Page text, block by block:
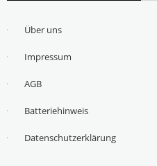
Über uns
Impressum
AGB
Batteriehinweis
Datenschutzerklärung